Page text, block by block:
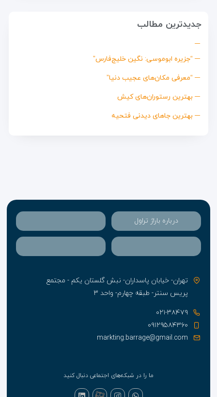
جدیدترین مطالب
“جزیره ابوموسی: نگین خلیج‌فارس”
“معرفی مکان‌های عجیب دنیا”
بهترین رستوران‌های کیش
بهترین جاهای دیدنی فتحیه
درباره باراژ تراول
تهران- خیابان پاسداران- نبش گلستان یکم - مجتمع
پریس سنتر- طبقه چهارم- واحد ۳
۰۲۱-۳۸۴۷۹
۰۹۱۲۹۵۸۴۳۶۰
markting.barrage@gmail.com
ما را در شبکه‌های اجتماعی دنبال کنید